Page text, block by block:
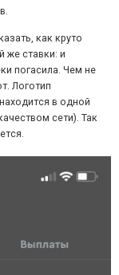
как круто
же ставки: и
погасила. Чем не
Логотип
в одной
сети). Так